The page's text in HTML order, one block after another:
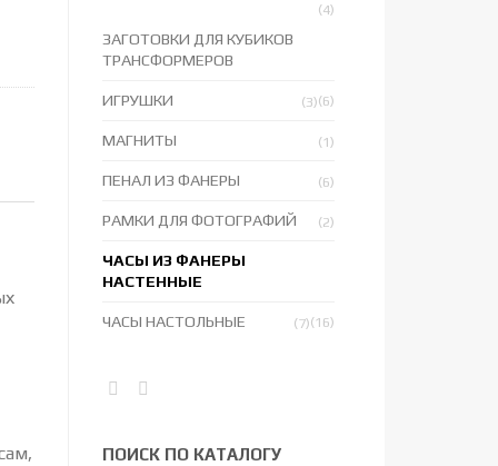
(4)
ЗАГОТОВКИ ДЛЯ КУБИКОВ
ТРАНСФОРМЕРОВ
(6)
ИГРУШКИ (3)
МАГНИТЫ (1)
ПЕНАЛ ИЗ ФАНЕРЫ (6)
РАМКИ ДЛЯ ФОТОГРАФИЙ (2)
ЧАСЫ ИЗ ФАНЕРЫ
НАСТЕННЫЕ
(16)
ЧАСЫ НАСТОЛЬНЫЕ (7)
ПОИСК ПО КАТАЛОГУ